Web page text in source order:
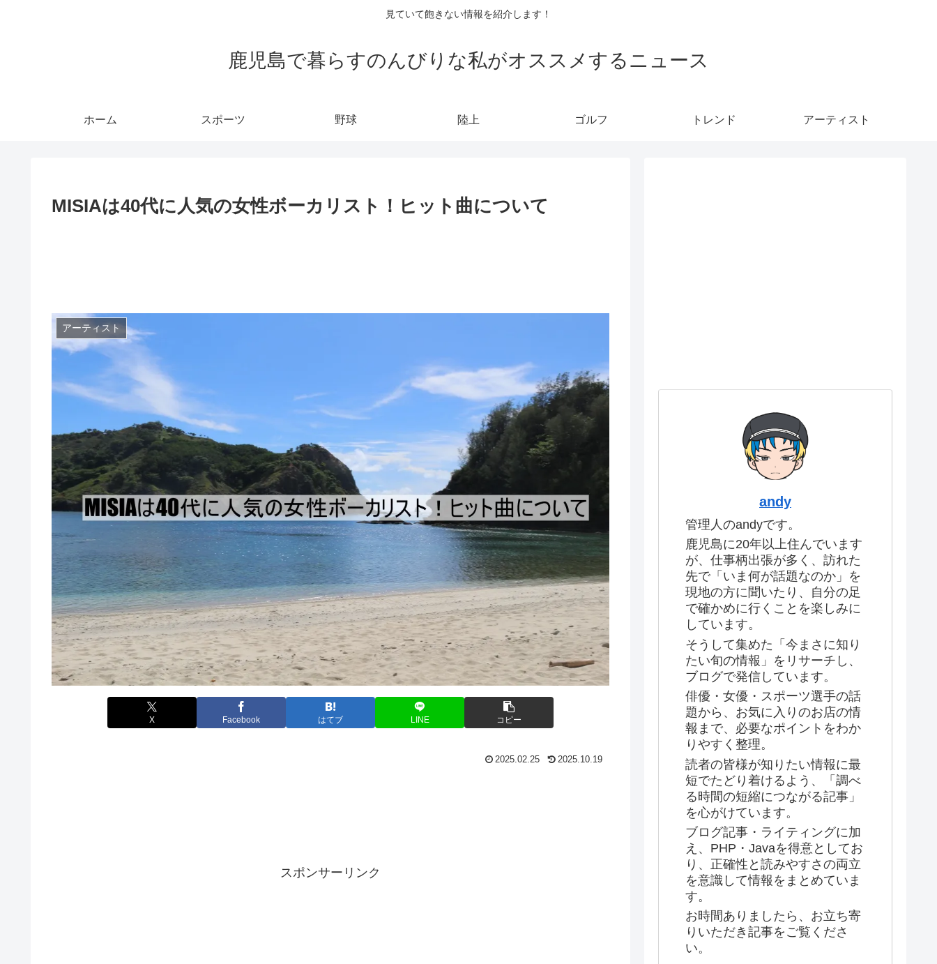
見ていて飽きない情報を紹介します！
鹿児島で暮らすのんびりな私がオススメするニュース
ホーム スポーツ 野球 陸上 ゴルフ トレンド アーティスト
MISIAは40代に人気の女性ボーカリスト！ヒット曲について
アーティスト
X Facebook はてブ LINE コピー
2025.02.25 2025.10.19
スポンサーリンク
andy
管理人のandyです。
鹿児島に20年以上住んでいます
が、仕事柄出張が多く、訪れた
先で「いま何が話題なのか」を
現地の方に聞いたり、自分の足
で確かめに行くことを楽しみに
しています。
そうして集めた「今まさに知り
たい旬の情報」をリサーチし、
ブログで発信しています。
俳優・女優・スポーツ選手の話
題から、お気に入りのお店の情
報まで、必要なポイントをわか
りやすく整理。
読者の皆様が知りたい情報に最
短でたどり着けるよう、「調べ
る時間の短縮につながる記事」
を心がけています。
ブログ記事・ライティングに加
え、PHP・Javaを得意としてお
り、正確性と読みやすさの両立
を意識して情報をまとめていま
す。
お時間ありましたら、お立ち寄
りいただき記事をご覧くださ
い。